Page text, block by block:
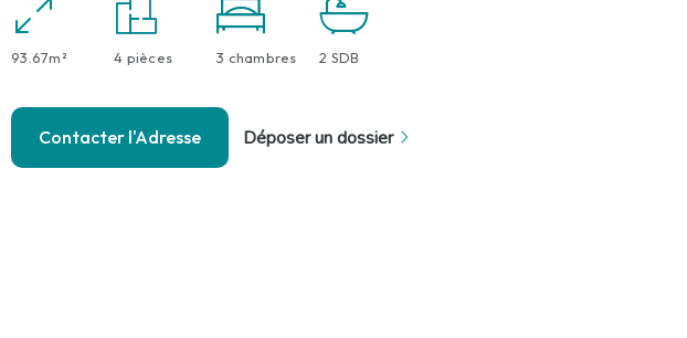
93.67m² 4 pièces 3 chambres 2 SDB
Contacter l'Adresse Déposer un dossier